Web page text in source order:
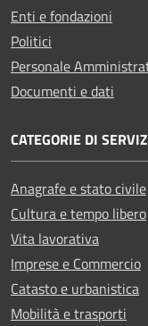
Enti e fondazioni
Politici
Personale
Documenti e dati
CATEGORIE DI
Anagrafe e stato civile
Cultura e tempo libero
Vita lavorativa
Imprese e Commercio
Catasto e urbanistica
Mobilità e trasporti